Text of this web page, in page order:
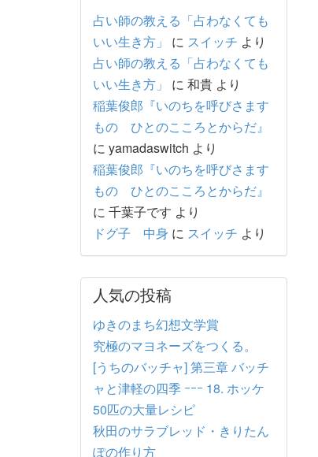
占い師の教える「占わなくても
いい生き方」
に スイッチ より
占い師の教える「占わなくても
いい生き方」
に 和貴 より
稲葉俊郎『いのちを呼びさます
もの ひとのこころとからだ』
に yamadaswitch より
稲葉俊郎『いのちを呼びさます
もの ひとのこころとからだ』
に 千葉子です より
ドグ子 中身 に スイッチ より
人気の投稿
ゆきのまち幻想文学賞
究極のマヨネーズをつくる。
[うちのバッチャ] 第三章 バッチ
ャと津軽の四季 ｰｰｰ 18. ホッケ
50匹の大量レシピ
秋田のサラブレッド・きりたん
ぽの作り方